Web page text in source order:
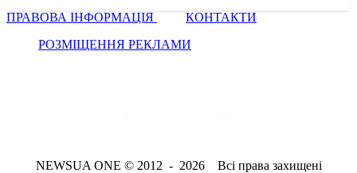
ПРАВОВА ІНФОРМАЦІЯ
КОНТАКТИ
РОЗМІЩЕННЯ РЕКЛАМИ
NEWSUA ONE © 2012 - 2026 Всі права захищені